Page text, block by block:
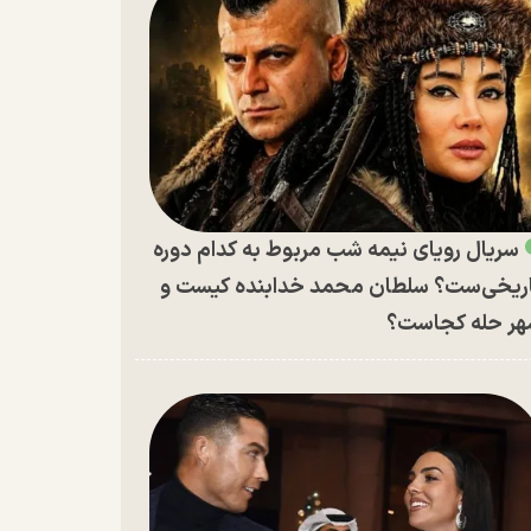
سریال رویای نیمه شب مربوط به کدام دوره
سلطان محمد خدابنده کیست و
حله کجاست؟